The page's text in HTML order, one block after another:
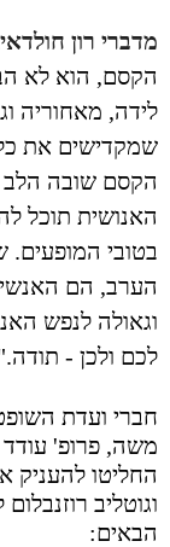
מדברי רון
הקסם, הוא לא
לידה, מאחוריה
שמקדישים את
הקסם שובה הלב
האנושית תוכל
בטובי המופעים.
הערב, הם
וגאולה לנפש
לכם ולכן -
חברי ועדת
משה, פרופ' עודד
החליטו להעניק
וגוטליב
הבאים: